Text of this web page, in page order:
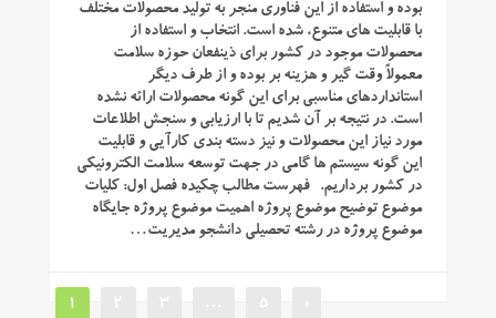
بوده و استفاده از این فناوری منجر به تولید محصولات مختلف
با قابلیت‌ های متنوع، شده است. انتخاب و استفاده از
محصولات موجود در کشور برای ذینفعان حوزه سلامت
معمولاً وقت ‌گیر و هزینه ‌بر بوده و از طرف دیگر
استانداردهای مناسبی برای این ‌گونه محصولات ارائه نشده
است. در نتیجه بر آن شدیم تا با ارزیابی و سنجش اطلاعات
مورد نیاز این محصولات و نیز دسته بندی کارآیی و قابلیت
این ‌گونه سیستم ها گامی در جهت توسعه سلامت الکترونیکی
در کشور برداریم. فهرست مطالب چکیده فصل اول: کلیات
موضوع توضیح موضوع پروژه اهمیت موضوع پروژه جایگاه
موضوع پروژه در رشته تحصیلی دانشجو مدیریت…
1